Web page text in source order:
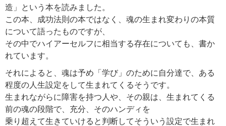
造」という本を読みました。
この本、成功法則の本ではなく、魂の生まれ変わりの本質
について語ったものですが、
その中でハイアーセルフに相当する存在についても、書か
れています。
それによると、魂は予め「学び」のために自分達で、ある
程度の人生設定をして生まれてくるそうです。
生まれながらに障害を持つ人や、その親は、生まれてくる
前の魂の段階で、充分、そのハンディを
乗り超えて生きていけると判断してそういう設定で生まれ